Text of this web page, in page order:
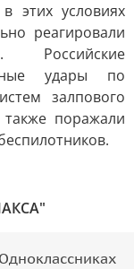
этих условиях
реагировали
удары по
залпового
поражали